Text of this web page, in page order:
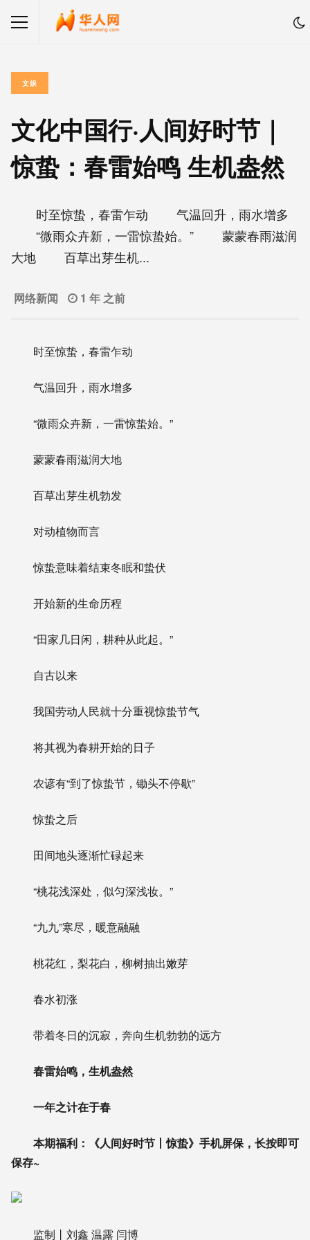
文娱
文化中国行·人间好时节｜
惊蛰：春雷始鸣 生机盎然
时至惊蛰，春雷乍动 气温回升，雨水增多
“微雨众卉新，一雷惊蛰始。” 蒙蒙春雨滋润
大地 百草出芽生机...
网络新闻 1 年 之前
时至惊蛰，春雷乍动
气温回升，雨水增多
“微雨众卉新，一雷惊蛰始。”
蒙蒙春雨滋润大地
百草出芽生机勃发
对动植物而言
惊蛰意味着结束冬眠和蛰伏
开始新的生命历程
“田家几日闲，耕种从此起。”
自古以来
我国劳动人民就十分重视惊蛰节气
将其视为春耕开始的日子
农谚有“到了惊蛰节，锄头不停歇”
惊蛰之后
田间地头逐渐忙碌起来
“桃花浅深处，似匀深浅妆。”
“九九”寒尽，暖意融融
桃花红，梨花白，柳树抽出嫩芽
春水初涨
带着冬日的沉寂，奔向生机勃勃的远方
春雷始鸣，生机盎然
一年之计在于春
本期福利：《人间好时节丨惊蛰》手机屏保，长按即可
保存~
监制丨刘鑫 温露 闫博